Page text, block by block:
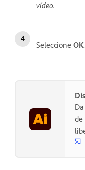
vídeo.
Seleccione OK.
de